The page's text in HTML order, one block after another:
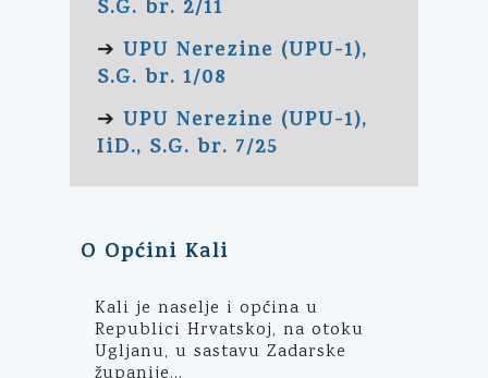
S.G. br. 2/11
➔ UPU Nerezine (UPU-1),
S.G. br. 1/08
➔ UPU Nerezine (UPU-1),
IiD., S.G. br. 7/25
O Općini Kali
Kali je naselje i općina u
Republici Hrvatskoj, na otoku
Ugljanu, u sastavu Zadarske